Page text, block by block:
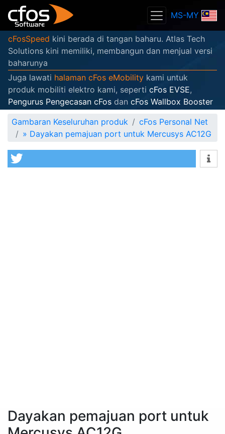
MS-MY
cFosSpeed kini berada di tangan baharu. Atlas Tech
Solutions kini memiliki, membangun dan menjual versi
baharunya
Juga lawati halaman cFos eMobility kami untuk
produk mobiliti elektro kami, seperti cFos EVSE,
Pengurus Pengecasan cFos dan cFos Wallbox Booster
Gambaran Keseluruhan produk
cFos Personal Net
» Dayakan pemajuan port untuk Mercusys AC12G
Dayakan pemajuan port untuk